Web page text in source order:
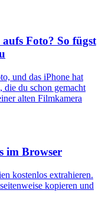
Foto? So fügst
und das iPhone hat
die du schon gemacht
alten Filmkamera
im Browser
kostenlos extrahieren.
kopieren und